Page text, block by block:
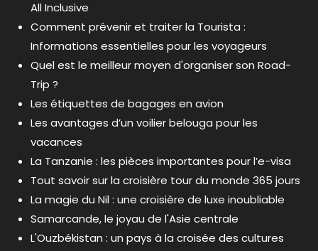
All Inclusive
Comment prévenir et traiter la Tourista :
Informations essentielles pour les voyageurs
Quel est le meilleur moyen d'organiser son Road-
Trip ?
Les étiquettes de bagages en avion
Les avantages d’un voilier belouga pour les
vacances
La Tanzanie : les pièces importantes pour l’e-visa
Tout savoir sur la croisière tour du monde 365 jours
La magie du Nil : une croisière de luxe inoubliable
Samarcande, le joyau de l'Asie centrale
L'Ouzbékistan : un pays à la croisée des cultures